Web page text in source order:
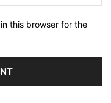
this browser for the